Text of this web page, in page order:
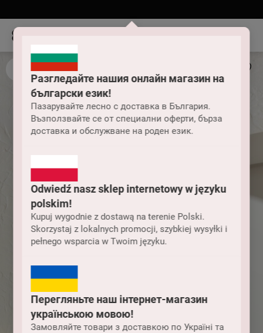
Разгледайте нашия онлайн магазин на
български език!
Пазарувайте лесно с доставка в България.
Възползвайте се от специални оферти, бърза
доставка и обслужване на роден език.
Odwiedź nasz sklep internetowy w języku
polskim!
Kupuj wygodnie z dostawą na terenie Polski.
Skorzystaj z lokalnych promocji, szybkiej wysyłki i
pełnego wsparcia w Twoim języku.
Перегляньте наш інтернет-магазин
українською мовою!
Замовляйте товари з доставкою по Україні та